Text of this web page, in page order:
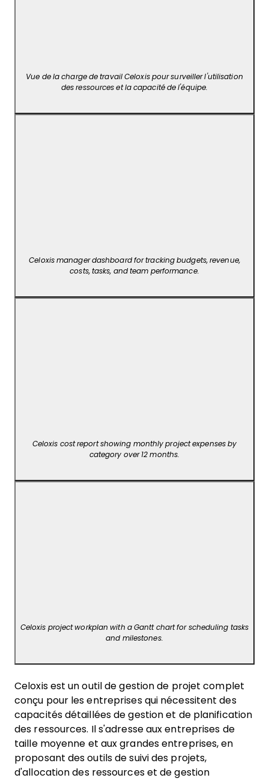
Vue de la charge de travail Celoxis pour surveiller l'utilisation
des ressources et la capacité de l'équipe.
Celoxis manager dashboard for tracking budgets, revenue,
costs, tasks, and team performance.
Celoxis cost report showing monthly project expenses by
category over 12 months.
Celoxis project workplan with a Gantt chart for scheduling tasks
and milestones.
Celoxis est un outil de gestion de projet complet
conçu pour les entreprises qui nécessitent des
capacités détaillées de gestion et de planification
des ressources. Il s'adresse aux entreprises de
taille moyenne et aux grandes entreprises, en
proposant des outils de suivi des projets,
d'allocation des ressources et de gestion